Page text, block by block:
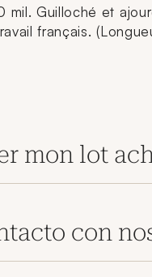
Guilloché et
français.
mon lot
con